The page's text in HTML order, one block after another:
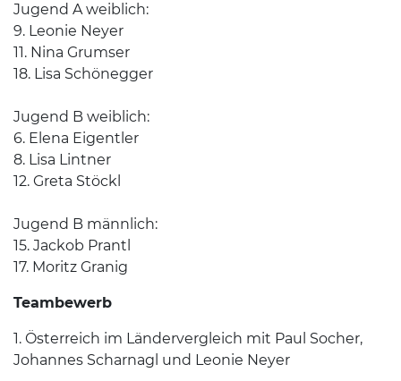
Jugend A weiblich:
9. Leonie Neyer
11. Nina Grumser
18. Lisa Schönegger
Jugend B weiblich:
6. Elena Eigentler
8. Lisa Lintner
12. Greta Stöckl
Jugend B männlich:
15. Jackob Prantl
17. Moritz Granig
Teambewerb
1. Österreich im Ländervergleich mit Paul Socher,
Johannes Scharnagl und Leonie Neyer